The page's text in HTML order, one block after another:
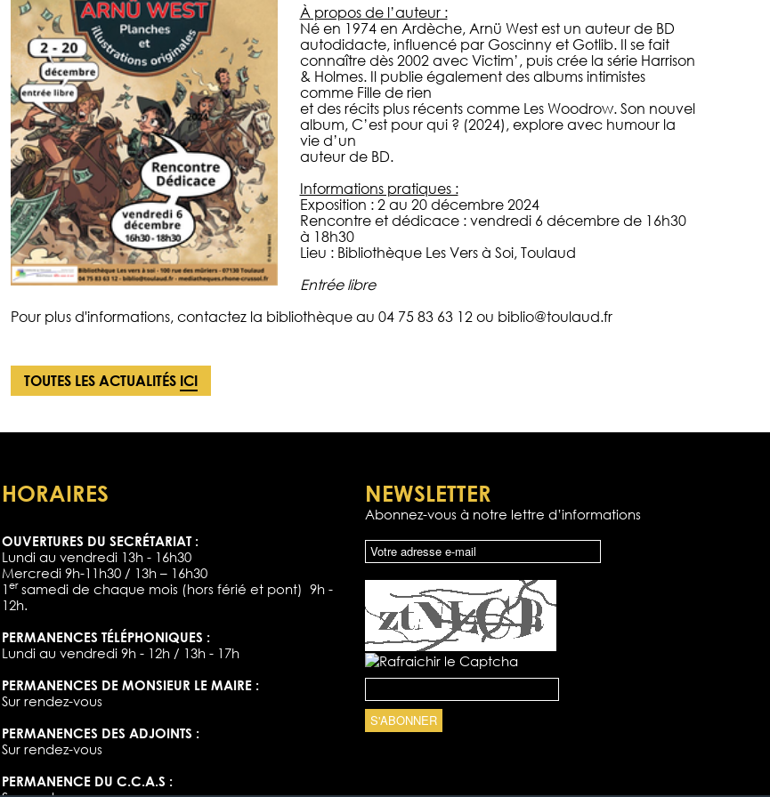
À propos de l’auteur :
Né en 1974 en Ardèche, Arnü West est un auteur de BD
autodidacte, influencé par Goscinny et Gotlib. Il se fait
connaître dès 2002 avec Victim’, puis crée la série Harrison
& Holmes. Il publie également des albums intimistes
comme Fille de rien
et des récits plus récents comme Les Woodrow. Son nouvel
album, C’est pour qui ? (2024), explore avec humour la
vie d’un
auteur de BD.
Informations pratiques :
Exposition : 2 au 20 décembre 2024
Rencontre et dédicace : vendredi 6 décembre de 16h30
à 18h30
Lieu : Bibliothèque Les Vers à Soi, Toulaud
Entrée libre
Pour plus d'informations, contactez la bibliothèque au 04 75 83 63 12 ou biblio@toulaud.fr
TOUTES LES ACTUALITÉS ICI
HORAIRES
OUVERTURES DU SECRÉTARIAT :
Lundi au vendredi 13h - 16h30
Mercredi 9h-11h30 / 13h – 16h30
1 ersamedi de chaque mois (hors férié et pont) 9h -
12h.
PERMANENCES TÉLÉPHONIQUES :
Lundi au vendredi 9h - 12h / 13h - 17h
PERMANENCES DE MONSIEUR LE MAIRE :
Sur rendez-vous
PERMANENCES DES ADJOINTS :
Sur rendez-vous
PERMANENCE DU C.C.A.S :
NEWSLETTER
Abonnez-vous à notre lettre d’informations